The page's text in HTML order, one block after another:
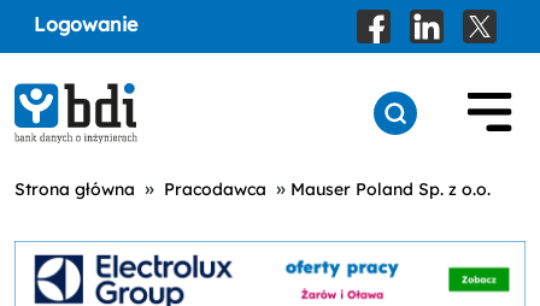
Logowanie
Strona główna » Pracodawca » Mauser Poland Sp. z o.o.